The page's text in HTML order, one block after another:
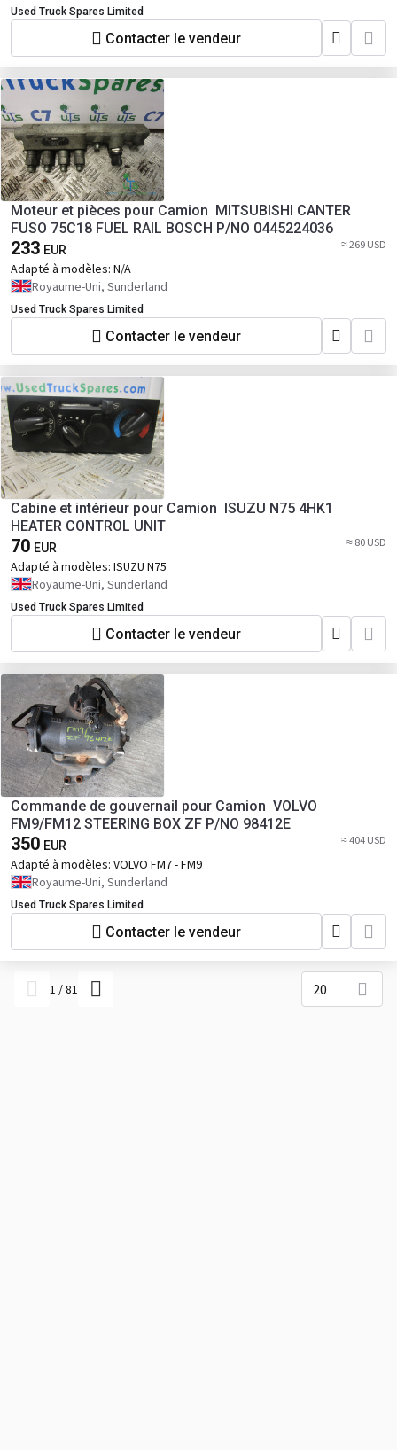
Used Truck Spares Limited
Contacter le vendeur
Moteur et pièces pour Camion MITSUBISHI CANTER
FUSO 75C18 FUEL RAIL BOSCH P/NO 0445224036
233 EUR ≈ 269 USD
Adapté à modèles: N/A
Royaume-Uni, Sunderland
Used Truck Spares Limited
Contacter le vendeur
Cabine et intérieur pour Camion ISUZU N75 4HK1
HEATER CONTROL UNIT
70 EUR ≈ 80 USD
Adapté à modèles: ISUZU N75
Royaume-Uni, Sunderland
Used Truck Spares Limited
Contacter le vendeur
Commande de gouvernail pour Camion VOLVO
FM9/FM12 STEERING BOX ZF P/NO 98412E
350 EUR ≈ 404 USD
Adapté à modèles: VOLVO FM7 - FM9
Royaume-Uni, Sunderland
Used Truck Spares Limited
Contacter le vendeur
1 /81 20